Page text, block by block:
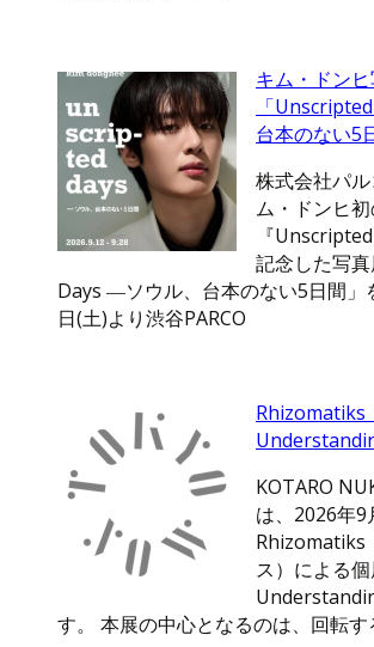
キム・ドン
「
台本のない5
株式会社パ
ム・ドンヒ
『
記念した写
Days ―ソウル、台本のない5日間」
日(土)より渋谷PARCO
Rhizomatiks
KOTARO
は、2026年9
Rhizomatiks
ス）による
す。 本展の中心となるのは、回転す